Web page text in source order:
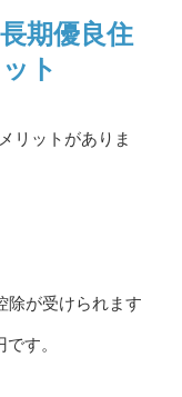
期優良住
ト
リットがありま
除が受けられます
す。